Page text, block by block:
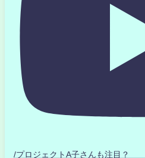
/プロジェクトA子さんも注目？